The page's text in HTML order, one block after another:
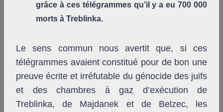
grâce à ces télégrammes qu’il y a eu 700 000
morts à Treblinka.
Le sens commun nous avertit que, si ces
télégrammes avaient constitué pour de bon une
preuve écrite et irréfutable du génocide des juifs
et des chambres à gaz d’exécution de
Treblinka, de Majdanek et de Belzec, les